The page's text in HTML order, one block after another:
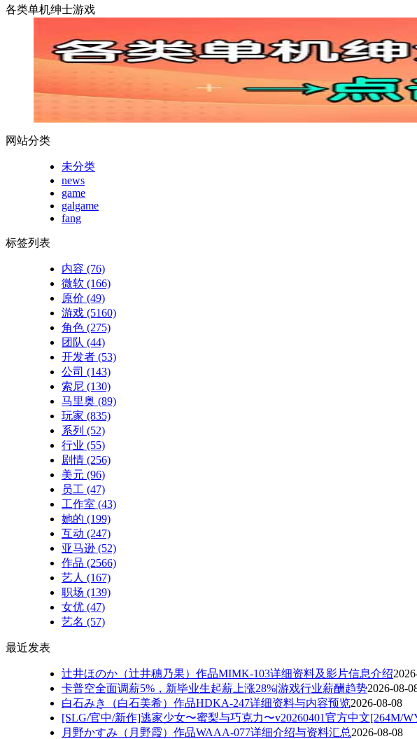
各类单机绅士游戏
网站分类
未分类
news
game
galgame
fang
标签列表
内容 (76)
微软 (166)
原价 (49)
游戏 (5160)
角色 (275)
团队 (44)
开发者 (53)
公司 (143)
索尼 (130)
马里奥 (89)
玩家 (835)
系列 (52)
行业 (55)
剧情 (256)
美元 (96)
员工 (47)
工作室 (43)
她的 (199)
互动 (247)
亚马逊 (52)
作品 (2566)
艺人 (167)
职场 (139)
女优 (47)
艺名 (57)
最近发表
辻井ほのか（辻井穗乃果）作品MIMK-103详细资料及影片信息介绍
卡普空全面调薪5%，新毕业生起薪上涨28%|游戏行业薪酬趋势2026-08-
白石みき（白石美希）作品HDKA-247详细资料与内容预览2026-08-08
[SLG/官中/新作]逃家少女〜蜜梨与巧克力〜v20260401官方中文[264M/
月野かすみ（月野霞）作品WAAA-077详细介绍与资料汇总2026-08-08